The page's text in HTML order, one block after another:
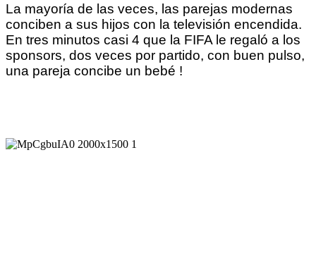
La mayoría de las veces, las parejas modernas
conciben a sus hijos con la televisión encendida.
En tres minutos casi 4 que la FIFA le regaló a los
sponsors, dos veces por partido, con buen pulso,
una pareja concibe un bebé !